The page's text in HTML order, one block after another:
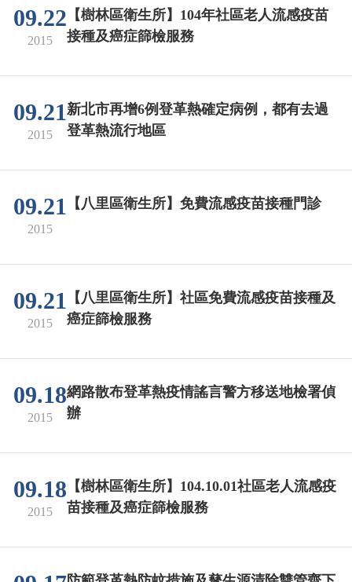
09.22
2015
【樹林區衛生所】104年社區老人流感疫苗
接種及癌症篩檢服務
09.21
2015
新北市再增6例登革熱確定病例，都有去過
登革熱流行地區
09.21
2015
【八里區衛生所】免費流感疫苗接種門診
09.21
2015
【八里區衛生所】社區免費流感疫苗接種及
癌症篩檢服務
09.18
2015
網路散布登革熱疫情謠言警方移送地檢署偵
辦
09.18
2015
【樹林區衛生所】104.10.01社區老人流感疫
苗接種及癌症篩檢服務